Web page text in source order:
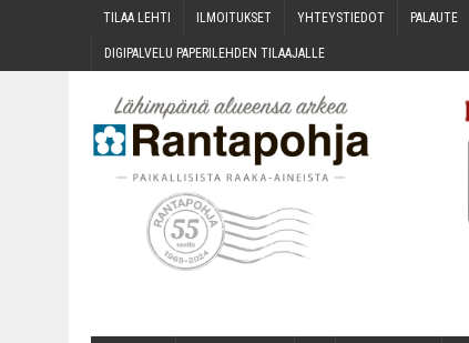
TILAA LEH­TI ILMOI­TUK­SET YHTEYS­TIE­DOT PALAU­TE
DIGI­PAL­VE­LU PAPE­RI­LEH­DEN TILAAJALLE